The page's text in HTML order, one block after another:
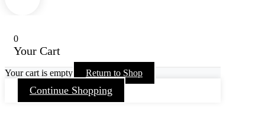
0
Your Cart
Your cart is empty Return to Shop
Continue Shopping